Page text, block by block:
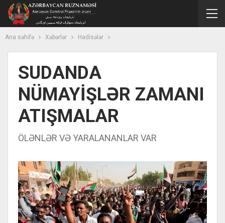
Ana səhifə Xəbərlər Hadisələr
SUDANDA
NÜMAYİŞLƏR ZAMANI
ATIŞMALAR
ÖLƏNLƏR VƏ YARALANANLAR VAR